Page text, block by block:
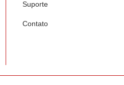
Suporte
Contato